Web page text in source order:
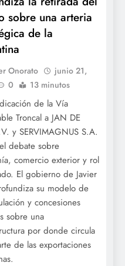
sobre una arteria
de la
Onorato
junio 21,
0 13 minutos
de la Vía
Troncal a JAN DE
y SERVIMAGNUS S.A.
debate sobre
comercio exterior y rol
El gobierno de Javier
su modelo de
y concesiones
sobre una
por donde circula
de las exportaciones